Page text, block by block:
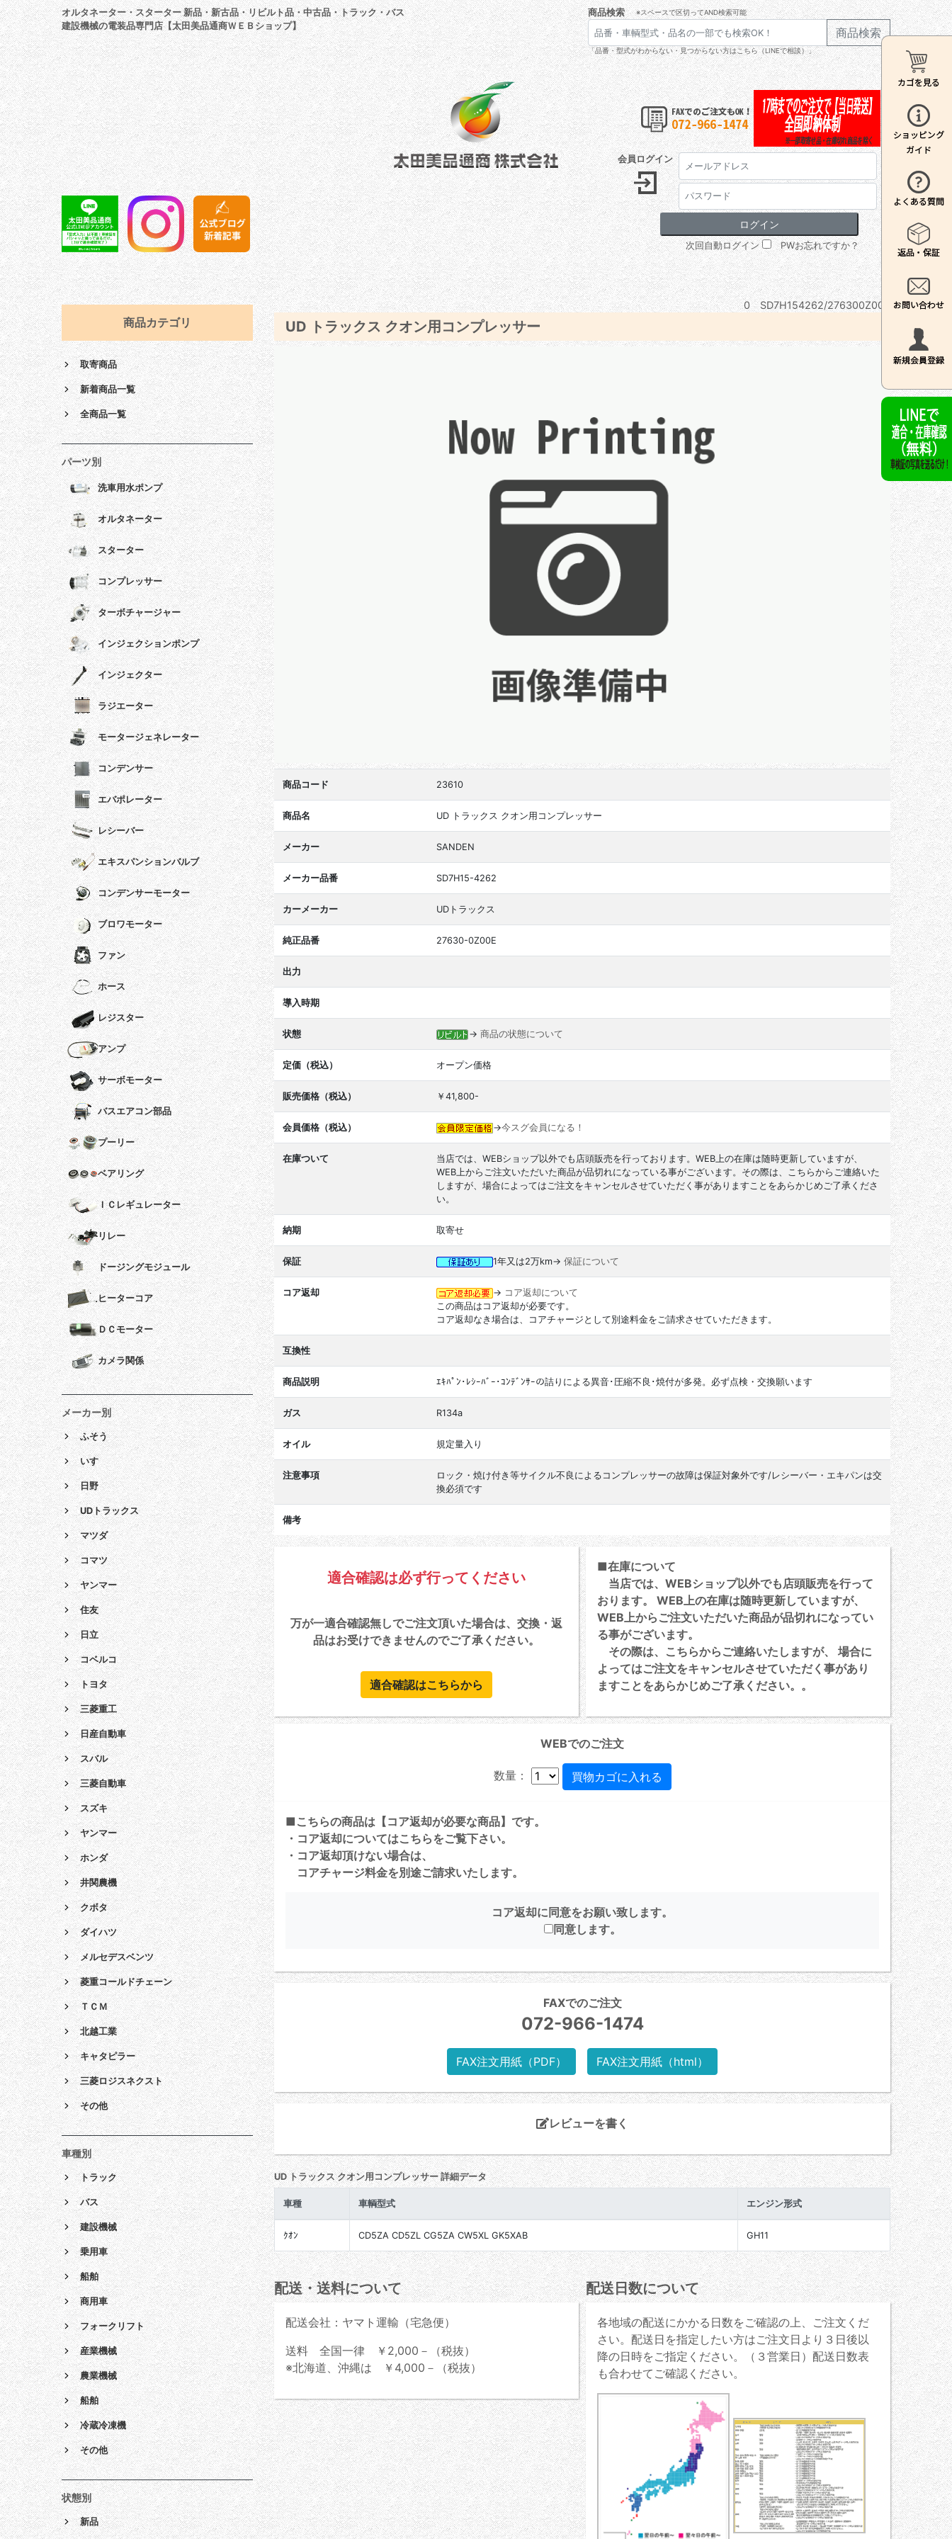
オルタネーター・スターター 新品・新古品・リビルト品・中古品・トラック・バス
建設機械の電装品専門店【太田美品通商ＷＥＢショップ】
商品検索 ※スペースで区切ってAND検索可能
商品検索
「品番・型式がわからない・見つからない方はこちら（LINEで相談）」
会員ログイン
次回自動ログイン PWお忘れですか？
0 SD7H154262/276300Z00E
UD トラックス クオン用コンプレッサー
商品コード 23610
商品名 UD トラックス クオン用コンプレッサー
メーカー SANDEN
メーカー品番 SD7H15-4262
カーメーカー UDトラックス
純正品番 27630-0Z00E
出力
導入時期
状態 → 商品の状態について
定価（税込） オープン価格
販売価格（税込） ￥41,800-
会員価格（税込） →今スグ会員になる！
在庫ついて
当店では、WEBショップ以外でも店頭販売を行っております。WEB上の在庫は随時更新していますが、
WEB上からご注文いただいた商品が品切れになっている事がございます。その際は、こちらからご連絡いた
しますが、場合によってはご注文をキャンセルさせていただく事がありますことをあらかじめご了承くださ
い。
納期 取寄せ
保証 1年又は2万km→ 保証について
コア返却 → コア返却について
この商品はコア返却が必要です。
コア返却なき場合は、コアチャージとして別途料金をご請求させていただきます。
互換性
商品説明 ｴｷﾊﾟﾝ･ﾚｼｰﾊﾞｰ･ｺﾝﾃﾞﾝｻｰの詰りによる異音･圧縮不良･焼付が多発。必ず点検・交換願います
ガス R134a
オイル 規定量入り
注意事項
ロック・焼け付き等サイクル不良によるコンプレッサーの故障は保証対象外です/レシーバー・エキパンは交
換必須です
備考
適合確認は必ず行ってください
万が一適合確認無しでご注文頂いた場合は、交換・返
品はお受けできませんのでご了承ください。
適合確認はこちらから
■在庫について
当店では、WEBショップ以外でも店頭販売を行って
おります。 WEB上の在庫は随時更新していますが、
WEB上からご注文いただいた商品が品切れになってい
る事がございます。
その際は、こちらからご連絡いたしますが、 場合に
よってはご注文をキャンセルさせていただく事があり
ますことをあらかじめご了承ください。。
WEBでのご注文
数量：
■こちらの商品は【コア返却が必要な商品】です。
・コア返却についてはこちらをご覧下さい。
・コア返却頂けない場合は、
コアチャージ料金を別途ご請求いたします。
コア返却に同意をお願い致します。
同意します。
FAXでのご注文
072-966-1474
FAX注文用紙（PDF） FAX注文用紙（html）
レビューを書く
UD トラックス クオン用コンプレッサー 詳細データ
車種 車輌型式 エンジン形式
ｸｵﾝ CD5ZA CD5ZL CG5ZA CW5XL GK5XAB GH11
配送・送料について
配送会社：ヤマト運輸（宅急便）
送料 全国一律 ￥2,000－（税抜）
※北海道、沖縄は ￥4,000－（税抜）
配送日数について
各地域の配送にかかる日数をご確認の上、ご注文くだ
さい。配送日を指定したい方はご注文日より３日後以
降の日時をご指定ください。（３営業日）配送日数表
も合わせてご確認ください。
商品カテゴリ
取寄商品
新着商品一覧
全商品一覧
パーツ別
洗車用水ポンプ
オルタネーター
スターター
コンプレッサー
ターボチャージャー
インジェクションポンプ
インジェクター
ラジエーター
モータージェネレーター
コンデンサー
エバポレーター
レシーバー
エキスパンションバルブ
コンデンサーモーター
ブロワモーター
ファン
ホース
レジスター
アンプ
サーボモーター
バスエアコン部品
プーリー
ベアリング
ＩＣレギュレーター
リレー
ドージングモジュール
ヒーターコア
ＤＣモーター
カメラ関係
メーカー別
ふそう
いすゞ
日野
UDトラックス
マツダ
コマツ
ヤンマー
住友
日立
コベルコ
トヨタ
三菱重工
日産自動車
スバル
三菱自動車
スズキ
ヤンマー
ホンダ
井関農機
クボタ
ダイハツ
メルセデスベンツ
菱重コールドチェーン
ＴＣＭ
北越工業
キャタピラー
三菱ロジスネクスト
その他
車種別
トラック
バス
建設機械
乗用車
船舶
商用車
フォークリフト
産業機械
農業機械
船舶
冷蔵冷凍機
その他
状態別
新品